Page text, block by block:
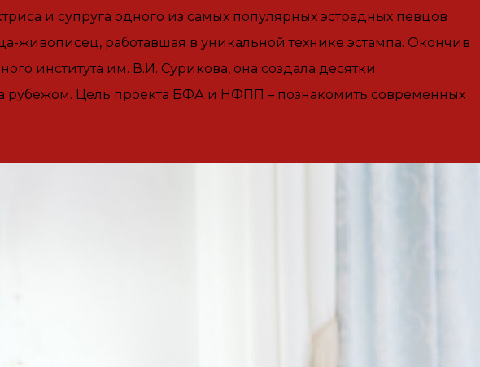
и супруга одного из самых популярных эстрадных певцов
живописец, работавшая в уникальной технике эстампа. Окончив
института им. В.И. Сурикова, она создала десятки
рубежом. Цель проекта БФА и НФПП – познакомить современных